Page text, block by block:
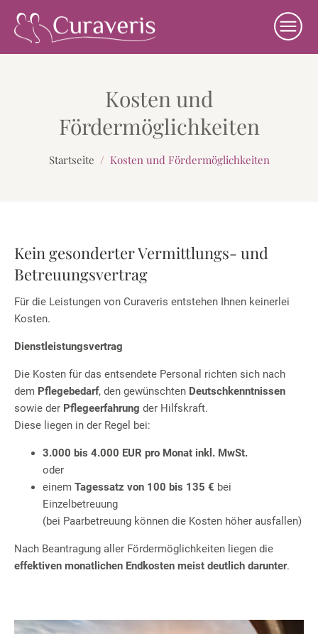
Kosten und
Fördermöglichkeiten
Startseite / Kosten und Fördermöglichkeiten
Kein gesonderter Vermittlungs- und
Betreuungsvertrag
Für die Leistungen von Curaveris entstehen Ihnen keinerlei
Kosten.
Dienstleistungsvertrag
Die Kosten für das entsendete Personal richten sich nach
dem Pflegebedarf, den gewünschten Deutschkenntnissen
sowie der Pflegeerfahrung der Hilfskraft.
Diese liegen in der Regel bei:
3.000 bis 4.000 EUR pro Monat inkl. MwSt.
oder
einem Tagessatz von 100 bis 135 € bei
Einzelbetreuung
(bei Paarbetreuung können die Kosten höher ausfallen)
Nach Beantragung aller Fördermöglichkeiten liegen die
effektiven monatlichen Endkosten meist deutlich darunter.